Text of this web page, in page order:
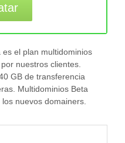
el plan multidominios
nuestros clientes.
GB de transferencia
Multidominios Beta
nuevos domainers.